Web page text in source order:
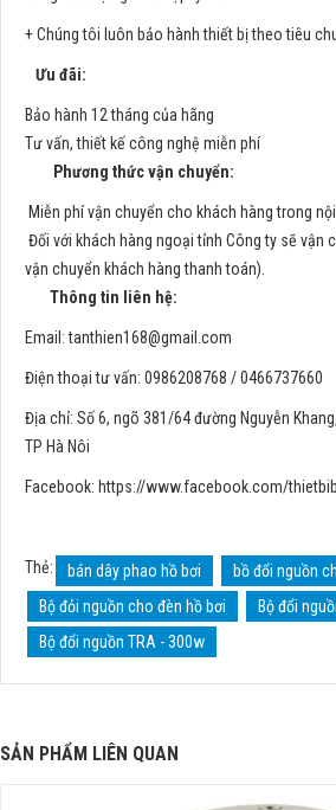
+ Chúng tôi luôn bảo hành thiết bị theo tiêu
Ưu đãi:
Bảo hành 12 tháng của hãng
Tư vấn, thiết kế công nghệ miễn phí
Phương thức vận chuyển:
Miễn phí vận chuyển cho khách hàng trong
Đối với khách hàng ngoại tỉnh Công ty sẽ vận
vận chuyển khách hàng thanh toán).
Thông tin liên hệ:
Email:tanthien168@gmail.com
Điện thoại tư vấn: 0986208768 / 0466737660
Địa chỉ: Số 6, ngõ 381/64 đường Nguyễn Khang,
TP Hà Nôi
Facebook: https://www.facebook.com/
Thẻ: bán dây phao hồ bơi
bồ đổi nguồn
Bộ đỏi nguồn cho đèn hồ bơi
Bộ đổi
Bộ đổi nguồn TRA - 300w
SẢN PHẨM LIÊN QUAN